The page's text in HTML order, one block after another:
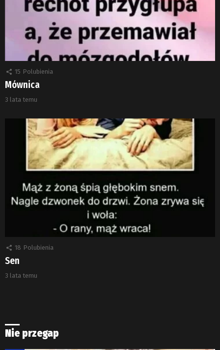
15 Polubienia
Mównica
3 lata temu
18 Polubienia
Sen
3 lata temu
Nie przegap